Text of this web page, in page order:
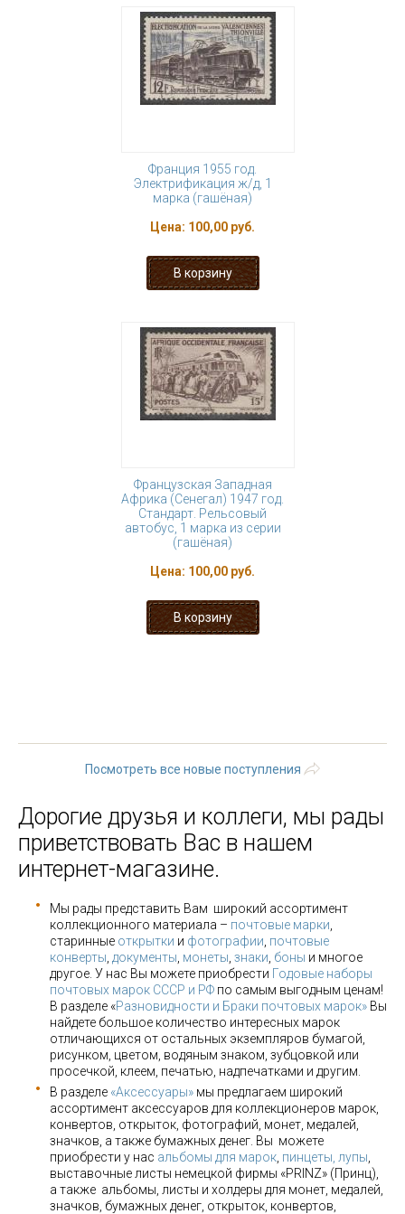
Франция 1955 год.
Электрификация ж/д, 1
марка (гашёная)
Цена: 100,00 руб.
Французская Западная
Африка (Сенегал) 1947 год.
Стандарт. Рельсовый
автобус, 1 марка из серии
(гашёная)
Цена: 100,00 руб.
Посмотреть все новые поступления
Дорогие друзья и коллеги, мы рады
приветствовать Вас в нашем
интернет-магазине.
Мы рады представить Вам широкий ассортимент
коллекционного материала – почтовые марки
старинные открытки и фотографии почтовые
конверты документы монеты знаки боны и многое
другое. У нас Вы можете приобрести Годовые наборы
почтовых марок СССР и РФ по самым выгодным ценам!
В разделе «Разновидности и Браки почтовых марок» Вы
найдете большое количество интересных марок
отличающихся от остальных экземпляров бумагой,
рисунком, цветом, водяным знаком, зубцовкой или
просечкой, клеем, печатью, надпечатками и другим.
В разделе «Аксессуары» мы предлагаем широкий
ассортимент аксессуаров для коллекционеров марок,
конвертов, открыток, фотографий, монет, медалей,
значков, а также бумажных денег. Вы можете
приобрести у нас альбомы для марок пинцеты, лупы
выставочные листы немецкой фирмы «PRINZ» (Принц),
а также альбомы, листы и холдеры для монет, медалей,
значков, бумажных денег, открыток, конвертов,